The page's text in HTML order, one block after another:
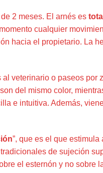
2 meses. El arnés es
cualquier
hacia el propietario. La
veterinario o paseos por
del mismo color,
e intuitiva. Además,
”, que es el que
de sujeción
el esternón y no sobre